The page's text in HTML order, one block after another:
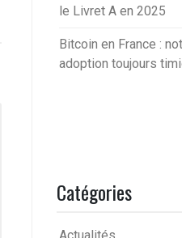
le Livret A en 2025
Bitcoin en France :
adoption toujours
Catégories